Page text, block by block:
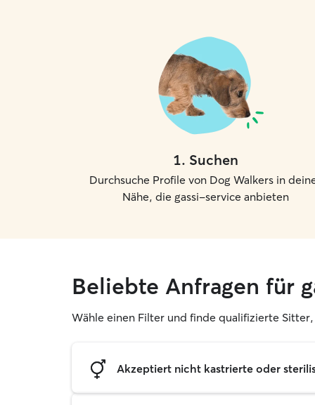
1. Suchen
Durchsuche Profile von Dog Walkers in
Nähe, die gassi-service anbieten
Beliebte Anfragen für
Wähle einen Filter und finde qualifizierte
Akzeptiert nicht kastrierte oder